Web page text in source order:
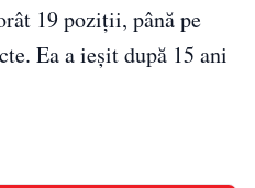
19 poziţii, până pe
Ea a ieşit după 15 ani